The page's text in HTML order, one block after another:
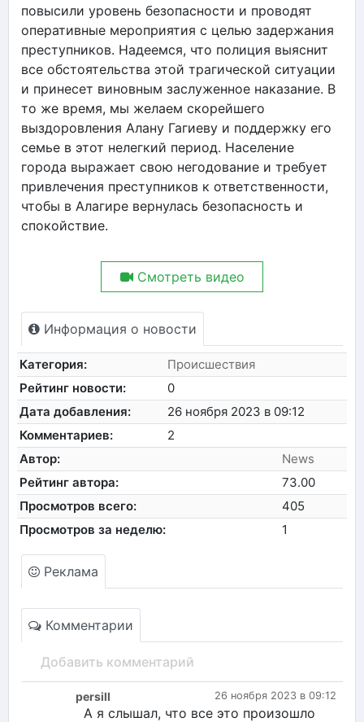
повысили уровень безопасности и проводят
оперативные мероприятия с целью задержания
преступников. Надеемся, что полиция выяснит
все обстоятельства этой трагической ситуации
и принесет виновным заслуженное наказание. В
то же время, мы желаем скорейшего
выздоровления Алану Гагиеву и поддержку его
семье в этот нелегкий период. Население
города выражает свою негодование и требует
привлечения преступников к ответственности,
чтобы в Алагире вернулась безопасность и
спокойствие.
Смотреть видео
Информация о новости
Категория:
Происшествия
Рейтинг новости:
0
Дата добавления:
26 ноября 2023 в 09:12
Комментариев:
2
Автор:
News
Рейтинг автора:
73.00
Просмотров всего:
405
Просмотров за неделю:
1
Реклама
Комментарии
Добавить комментарий
26 ноября 2023 в 09:12
persill
А я слышал, что все это произошло